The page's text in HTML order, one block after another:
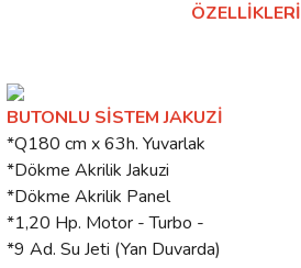
ÖZELLİKLERİ
BUTONLU SİSTEM JAKUZİ
*Q180 cm x 63h. Yuvarlak
*Dökme Akrilik Jakuzi
*Dökme Akrilik Panel
*1,20 Hp. Motor - Turbo -
*9 Ad. Su Jeti (Yan Duvarda)